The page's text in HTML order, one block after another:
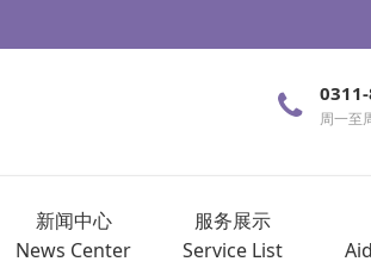
周一至
新闻中心
News Center
服务展示
Service List